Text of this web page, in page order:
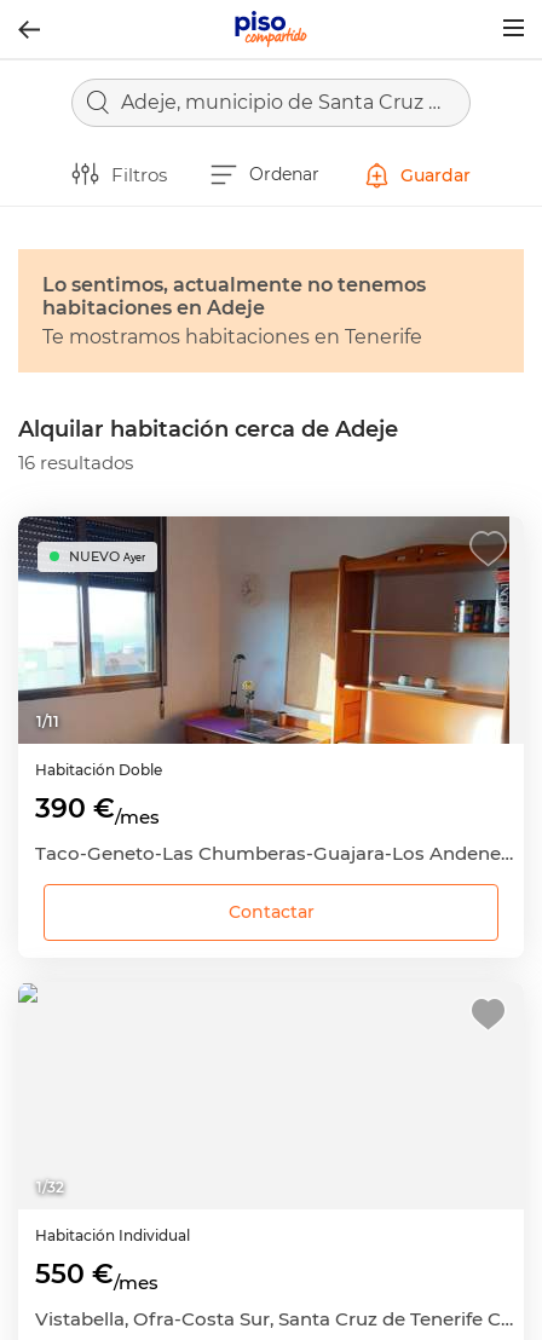
Adeje, municipio de Santa Cruz de Tenerife
Filtros Ordenar Guardar
Lo sentimos, actualmente no tenemos
habitaciones en Adeje
Te mostramos habitaciones en Tenerife
Alquilar habitación cerca de Adeje
16 resultados
1/11
NUEVO Ayer
Habitación Doble
390 €/mes
Taco-Geneto-Las Chumberas-Guajara-Los Andenes, San Cristóbal de La Laguna, Santa Cruz de Tenerife
Contactar
1/32
Habitación Individual
550 €/mes
Vistabella, Ofra-Costa Sur, Santa Cruz de Tenerife Capital, Santa Cruz de Tenerife